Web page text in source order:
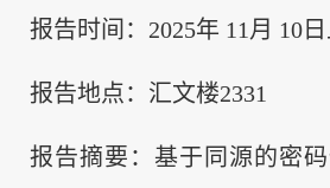
报告时间：2025年 11月 10
报告地点：汇文楼2331
报告摘要：基于同源的密